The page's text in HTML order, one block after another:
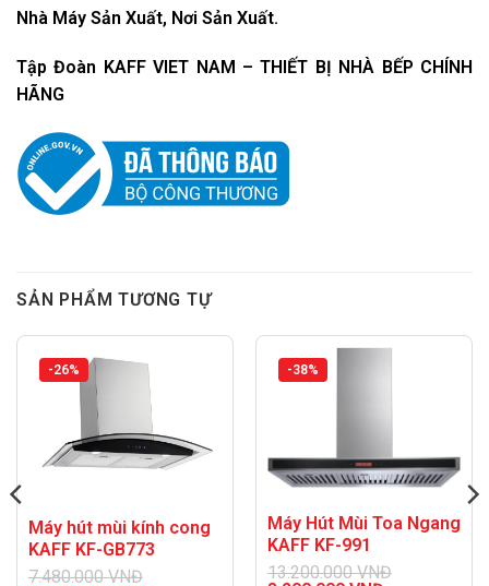
Nhà Máy Sản Xuất, Nơi Sản Xuất.
Tập Đoàn KAFF VIET NAM – THIẾT BỊ NHÀ BẾP CHÍNH
HÃNG
SẢN PHẨM TƯƠNG TỰ
-26%
Máy hút mùi kính cong
KAFF KF-GB773
7.480.000VNĐ
-38%
Máy Hút Mùi Toa Ngang
KAFF KF-991
13.200.000VNĐ